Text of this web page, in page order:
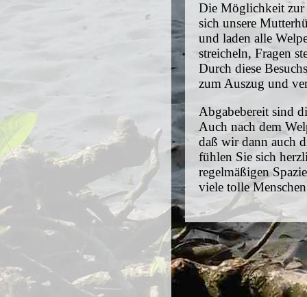
Die Möglichkeit zur
sich unsere
und laden alle
streicheln, Fragen
Durch diese
zum Auszug und
Abgabebereit sind
Auch nach dem
daß wir dann auch
fühlen Sie sich
regelmäßigen
viele tolle